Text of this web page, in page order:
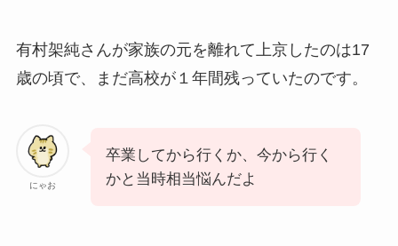
有村架純さんが家族の元を離れて上京したのは17
歳の頃で、まだ高校が１年間残っていたのです。
にゃお
卒業してから行くか、今から行く
かと当時相当悩んだよ